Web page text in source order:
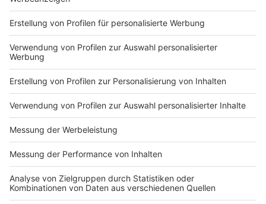
wissen, dass Kardamom ein Gewürz ist und kein
Ersatzteil fürs Auto. Das ist "Foodtainment" der
Extraklasse. Feinste Küche, die man überall genießen
kann. Serviert in eurem Lieblingsradio. Bon Appetit -
oder wie Nelson es sagt: "Macht nix, wenn's
schmeckt!"
Nelson Müller live erleben? Hier gibt esInfos zu den
Terminen.
Anzeige